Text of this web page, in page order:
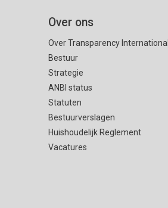
Over ons
Over Transparency International
Bestuur
Strategie
ANBI status
Statuten
Bestuurverslagen
Huishoudelijk Reglement
Vacatures